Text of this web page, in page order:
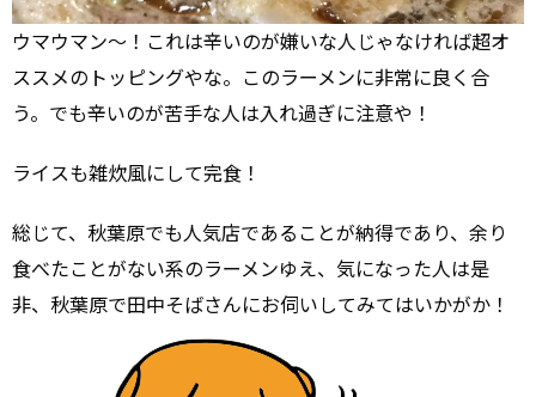
ウマウマン～！これは辛いのが嫌いな人じゃなければ超オ
ススメのトッピングやな。このラーメンに非常に良く合
う。でも辛いのが苦手な人は入れ過ぎに注意や！
ライスも雑炊風にして完食！
総じて、秋葉原でも人気店であることが納得であり、余り
食べたことがない系のラーメンゆえ、気になった人は是
非、秋葉原で田中そばさんにお伺いしてみてはいかがか！